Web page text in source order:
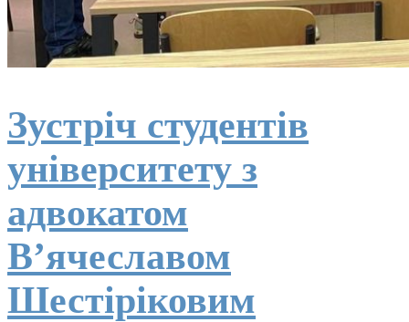
Зустріч студентів
університету з
адвокатом
В’ячеславом
Шестіріковим